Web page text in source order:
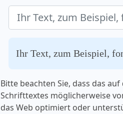
Ihr Text, zum Beispiel,
Bitte beachten Sie, dass das
Schrifttextes möglicherweise
das Web optimiert oder